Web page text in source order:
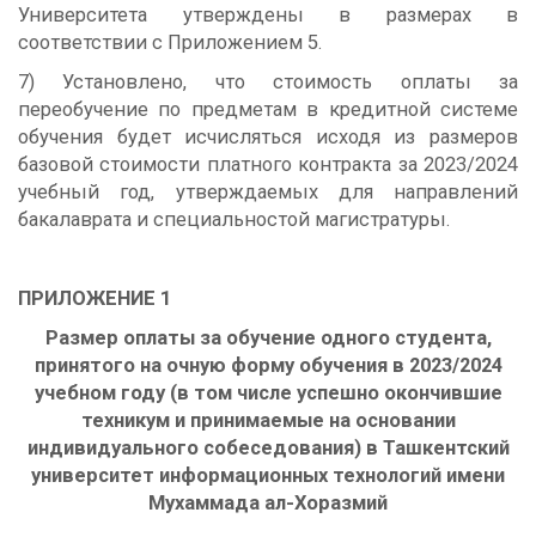
Университета утверждены в размерах в
соответствии с Приложением 5.
7) Установлено, что стоимость оплаты за
переобучение по предметам в кредитной системе
обучения будет исчисляться исходя из размеров
базовой стоимости платного контракта за 2023/2024
учебный год, утверждаемых для направлений
бакалаврата и специальностой магистратуры.
ПРИЛОЖЕНИЕ 1
Размер оплаты за обучение одного студента,
принятого на очную форму обучения в 2023/2024
учебном году (в том числе успешно окончившие
техникум и принимаемые на основании
индивидуального собеседования) в Ташкентский
университет информационных технологий имени
Мухаммада ал-Хоразмий